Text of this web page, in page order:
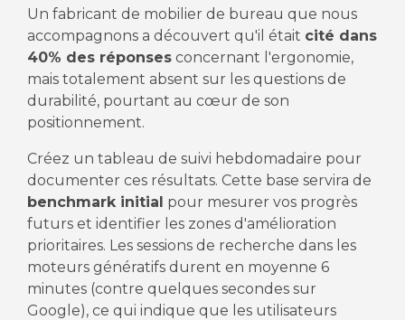
Un fabricant de mobilier de bureau que nous
accompagnons a découvert qu'il était cité dans
40% des réponsesconcernant l'ergonomie,
mais totalement absent sur les questions de
durabilité, pourtant au cœur de son
positionnement.
Créez un tableau de suivi hebdomadaire pour
documenter ces résultats. Cette base servira de
benchmark initial pour mesurer vos progrès
futurs et identifier les zones d'amélioration
prioritaires. Les sessions de recherche dans les
moteurs génératifs durent en moyenne 6
minutes (contre quelques secondes sur
Google), ce qui indique que les utilisateurs